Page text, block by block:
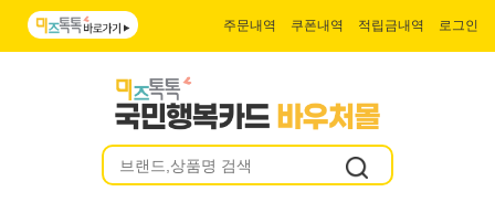
주문내역 쿠폰내역 적립금내역 로그인